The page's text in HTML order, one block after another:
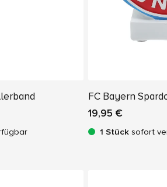
FC Bayern
19,95 €
1 Stück sofort